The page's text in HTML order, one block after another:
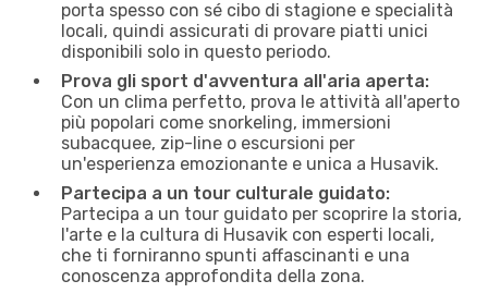
porta spesso con sé cibo di stagione e specialità
locali, quindi assicurati di provare piatti unici
disponibili solo in questo periodo.
Prova gli sport d'avventura all'aria aperta:
Con un clima perfetto, prova le attività all'aperto
più popolari come snorkeling, immersioni
subacquee, zip-line o escursioni per
un'esperienza emozionante e unica a Husavik.
Partecipa a un tour culturale guidato:
Partecipa a un tour guidato per scoprire la storia,
l'arte e la cultura di Husavik con esperti locali,
che ti forniranno spunti affascinanti e una
conoscenza approfondita della zona.